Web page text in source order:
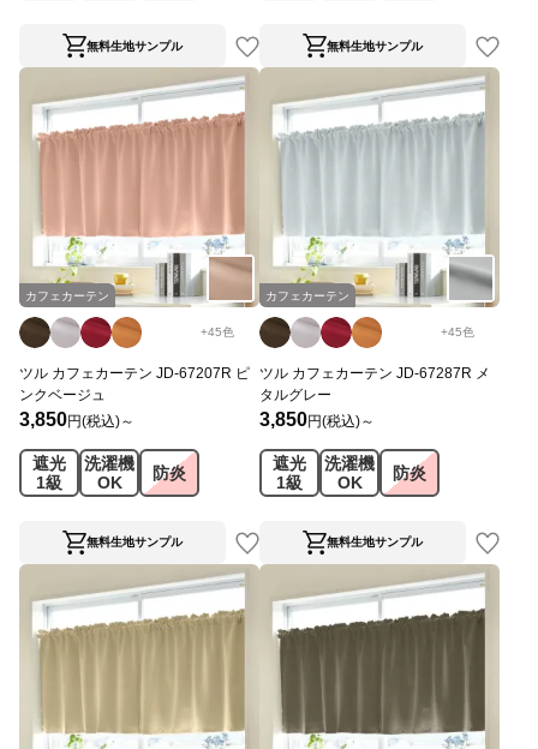
無料生地サンプル 無料生地サンプル
カフェカーテン
+45色
ツル カフェカーテン JD-67207R ピ
ンクベージュ
3,850円(税込)～
遮光
1級
洗濯機
OK
防炎
無料生地サンプル
カフェカーテン
+45色
ツル カフェカーテン JD-67287R メ
タルグレー
3,850円(税込)～
遮光
1級
洗濯機
OK
防炎
無料生地サンプル